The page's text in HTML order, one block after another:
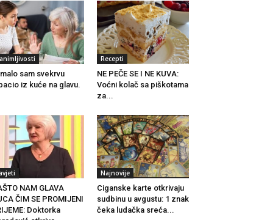
sam svekrvu
iz kuće na glavu.
Recepti
NE PEČE SE I NE KUVA:
Voćni kolač sa piškotama
za...
NAM GLAVA
ČIM SE PROMIJENI
Doktorka
Najnovije
Ciganske karte otkrivaju
sudbinu u avgustu: 1 znak
čeka ludačka sreća...